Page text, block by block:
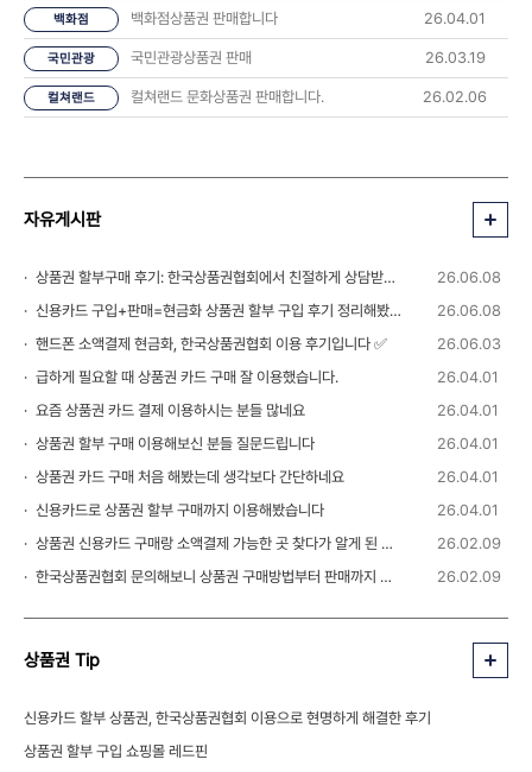
백화점 백화점상품권 판매합니다 26.04.01
국민관광 국민관광상품권 판매 26.03.19
컬쳐랜드 컬쳐랜드 문화상품권 판매합니다. 26.02.06
자유게시판
상품권 할부구매 후기: 한국상품권협회에서 친절하게 상담받았습니다 💬
26.06.08
신용카드 구입+판매=현금화 상품권 할부 구입 후기 정리해봤습니다
26.06.08
핸드폰 소액결제 현금화, 한국상품권협회 이용 후기입니다 ✅
26.06.03
급하게 필요할 때 상품권 카드 구매 잘 이용했습니다.
26.04.01
요즘 상품권 카드 결제 이용하시는 분들 많네요
26.04.01
상품권 할부 구매 이용해보신 분들 질문드립니다
26.04.01
상품권 카드 구매 처음 해봤는데 생각보다 간단하네요
26.04.01
신용카드로 상품권 할부 구매까지 이용해봤습니다
26.04.01
상품권 신용카드 구매랑 소액결제 가능한 곳 찾다가 알게 된 정보
26.02.09
한국상품권협회 문의해보니 상품권 구매방법부터 판매까지 안내 받을 수 있었습니다
26.02.09
상품권 Tip
신용카드 할부 상품권, 한국상품권협회 이용으로 현명하게 해결한 후기
상품권 할부 구입 쇼핑몰 레드핀